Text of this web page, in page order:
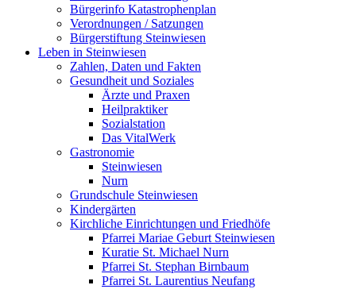
Bürgerinfo Katastrophenplan
Verordnungen / Satzungen
Bürgerstiftung Steinwiesen
Leben in Steinwiesen
Zahlen, Daten und Fakten
Gesundheit und Soziales
Ärzte und Praxen
Heilpraktiker
Sozialstation
Das VitalWerk
Gastronomie
Steinwiesen
Nurn
Grundschule Steinwiesen
Kindergärten
Kirchliche Einrichtungen und Friedhöfe
Pfarrei Mariae Geburt Steinwiesen
Kuratie St. Michael Nurn
Pfarrei St. Stephan Birnbaum
Pfarrei St. Laurentius Neufang